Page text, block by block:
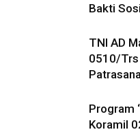
Bakti
TNI AD
0510/Trs
Patrasana
Program
Koramil